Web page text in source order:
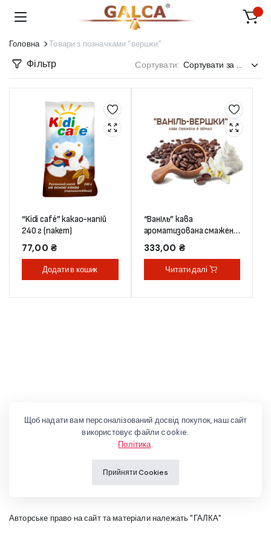
Головна Товари з позначками “вершки”
Фільтр Сортувати:
“Kidi café” какао-напій
240 г (пакет)
77,00 ₴
Додати в кошик
“Ваніль” кава
ароматизована смажена
в зернах 250 г (пакет)
333,00 ₴
Читати далі
Авторське право на сайт та матеріали належать "ГАЛКА"
Щоб надати вам персоналізований досвід покупок, наш сайт
використовує файли cookie.
Політика.
Прийняти Cookies